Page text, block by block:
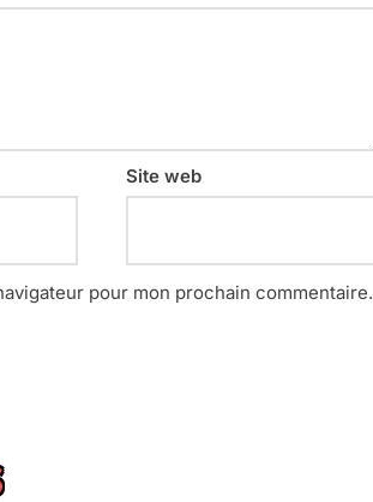
Site web
pour mon prochain commentaire.